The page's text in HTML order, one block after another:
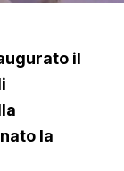
il
la